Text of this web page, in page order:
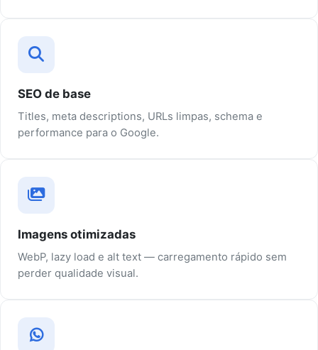
SEO de base
Titles, meta descriptions, URLs limpas, schema e
performance para o Google.
Imagens otimizadas
WebP, lazy load e alt text — carregamento rápido sem
perder qualidade visual.